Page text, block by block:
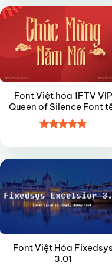
Font Việt hóa 1FTV VIP
Queen of Silence Font
hạng4.85
Font Việt Hóa Fixedsys
3.01